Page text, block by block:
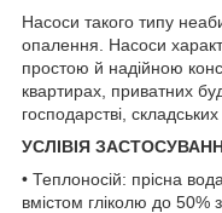
Насоси такого типу
опалення. Насоси
простою й надійною
квартирах, приватних
господарстві,
УСЛІВІЯ
• Теплоносій: прісна
вмістом гліколю до 50%